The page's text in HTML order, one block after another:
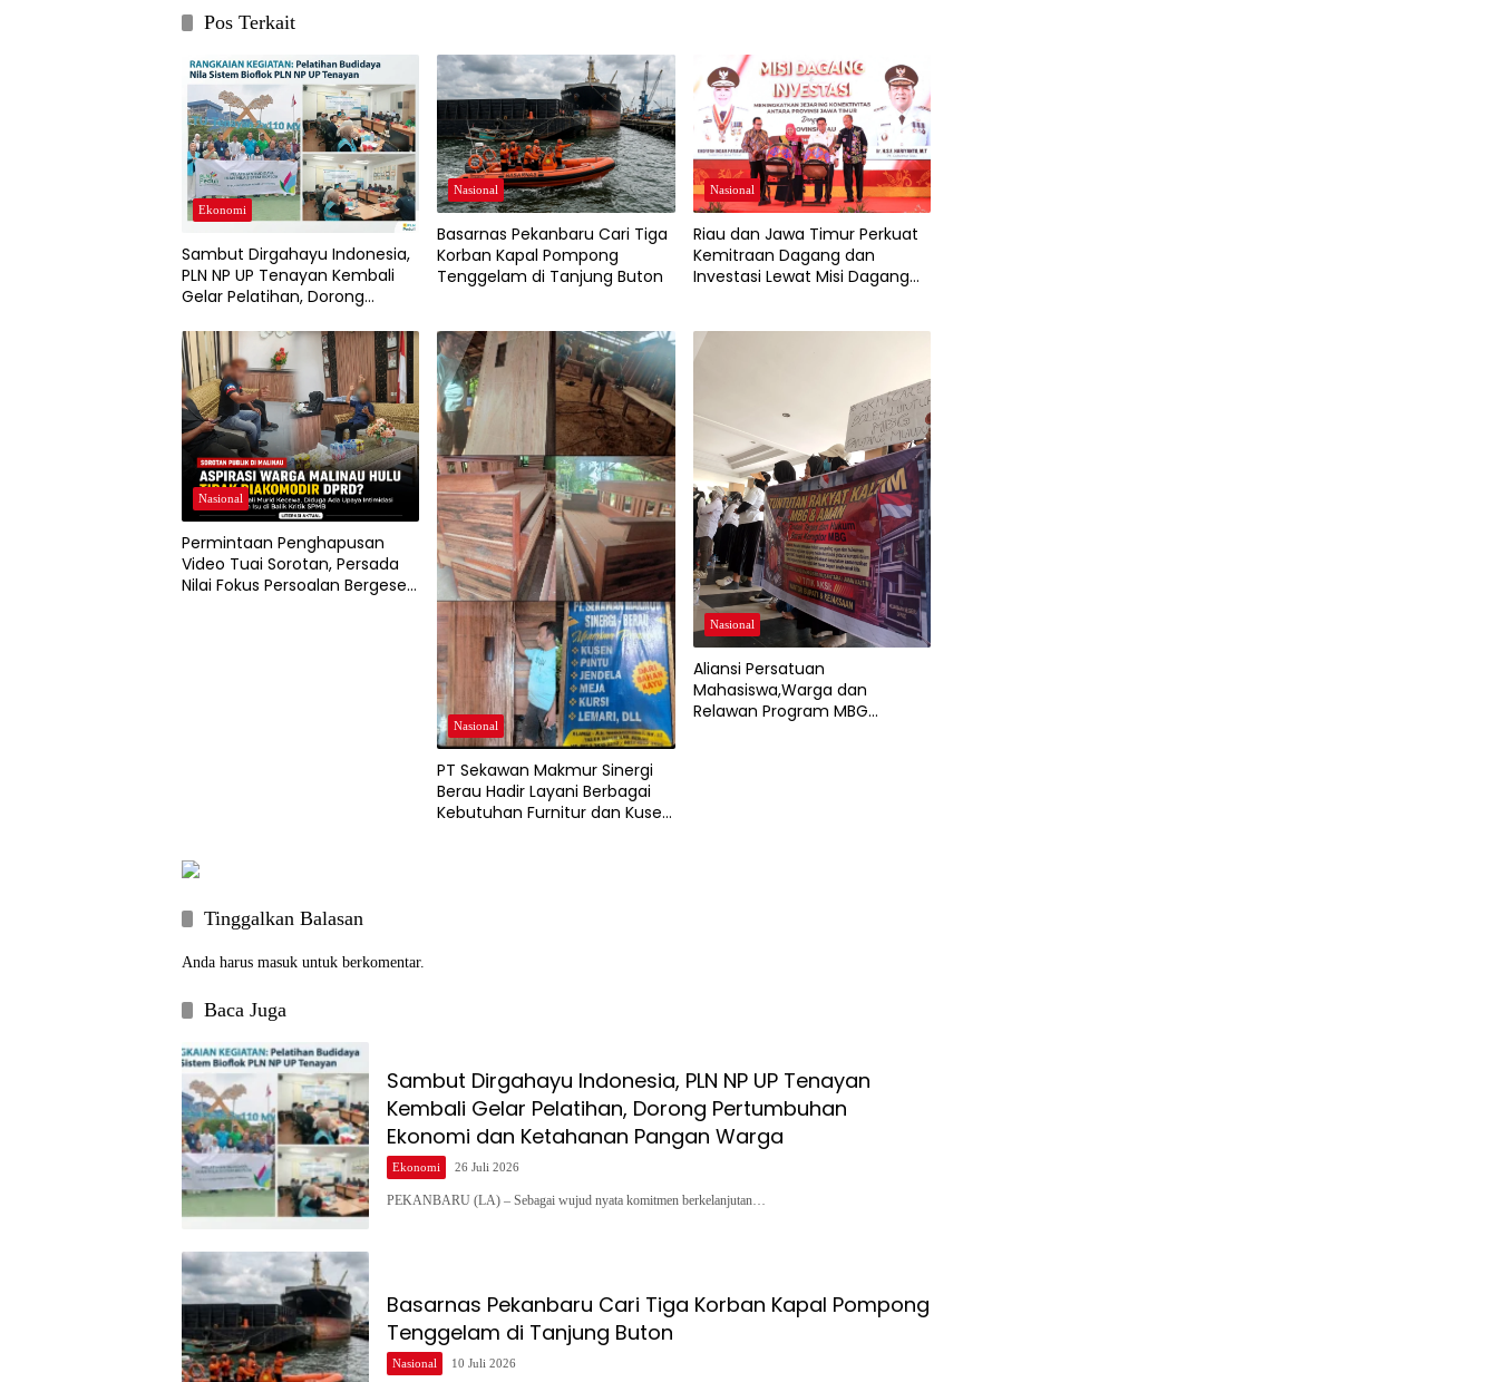
Pos Terkait
Ekonomi
Sambut Dirgahayu Indonesia,
PLN NP UP Tenayan Kembali
Gelar Pelatihan, Dorong
Ketahanan Pangan Warga
Nasional
Basarnas Pekanbaru Cari Tiga
Korban Kapal Pompong
Tenggelam di Tanjung Buton
Nasional
Riau dan Jawa Timur Perkuat
Kemitraan Dagang dan
Investasi Lewat Misi Dagang
Nasional
Permintaan Penghapusan
Video Tuai Sorotan, Persada
Nilai Fokus Persoalan Bergeser
Nasional
PT Sekawan Makmur Sinergi
Berau Hadir Layani Berbagai
Kebutuhan Furnitur dan Kusen
Nasional
Aliansi Persatuan
Mahasiswa,Warga dan
Relawan Program MBG
Tinggalkan Balasan
Anda harus masuk untuk berkomentar.
Baca Juga
Sambut Dirgahayu Indonesia, PLN NP UP Tenayan
Kembali Gelar Pelatihan, Dorong Pertumbuhan
Ekonomi dan Ketahanan Pangan Warga
Ekonomi 26 Juli 2026
PEKANBARU (LA) – Sebagai wujud nyata komitmen berkelanjutan…
Basarnas Pekanbaru Cari Tiga Korban Kapal Pompong
Tenggelam di Tanjung Buton
Nasional 10 Juli 2026